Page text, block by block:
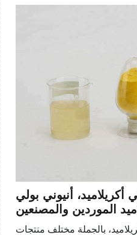
أكريلاميد، أنيوني بولي
الموردين والمصنعين
بالجملة مختلف منتجات